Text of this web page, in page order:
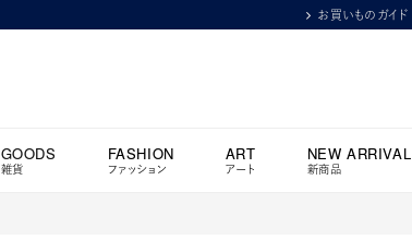
お買いものガイド
GOODS
雑貨
FASHION
ファッション
ART
アート
NEW ARRIVAL
新商品